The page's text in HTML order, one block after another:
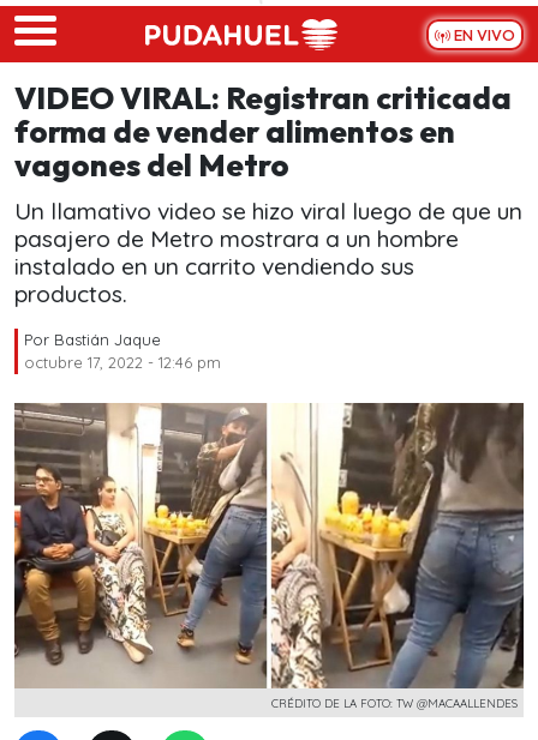
Skip to main content
EN VIVO
VIDEO VIRAL: Registran criticada
forma de vender alimentos en
vagones del Metro
Un llamativo video se hizo viral luego de que un
pasajero de Metro mostrara a un hombre
instalado en un carrito vendiendo sus
productos.
Por Bastián Jaque
octubre 17, 2022 - 12:46 pm
CRÉDITO DE LA FOTO: TW @MACAALLENDES